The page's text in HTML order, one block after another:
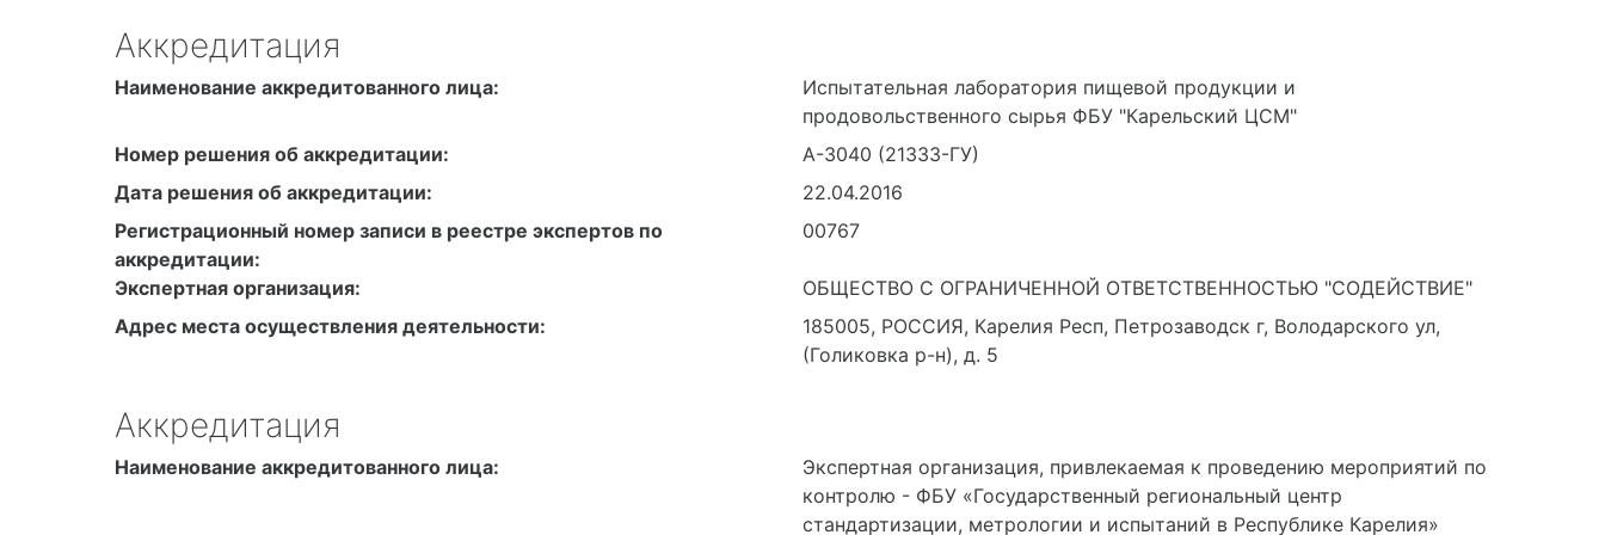
Аккредитация
Наименование аккредитованного лица:
Испытательная лаборатория пищевой продукции и
продовольственного сырья ФБУ "Карельский ЦСМ"
Номер решения об аккредитации:
А-3040 (21333-ГУ)
Дата решения об аккредитации:
22.04.2016
Регистрационный номер записи в реестре экспертов по
аккредитации:
00767
Экспертная организация:
ОБЩЕСТВО С ОГРАНИЧЕННОЙ ОТВЕТСТВЕННОСТЬЮ "СОДЕЙСТВИЕ"
Адрес места осуществления деятельности:
185005, РОССИЯ, Карелия Респ, Петрозаводск г, Володарского ул,
(Голиковка р-н), д. 5
Аккредитация
Наименование аккредитованного лица:
Экспертная организация, привлекаемая к проведению мероприятий по
контролю - ФБУ «Государственный региональный центр
стандартизации, метрологии и испытаний в Республике Карелия»